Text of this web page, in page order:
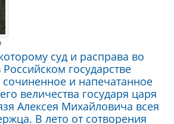
суд и расправа во
Российском государстве
сочиненное и напечатанное
величества государя царя
Алексея Михайловича всея
В лето от сотворения